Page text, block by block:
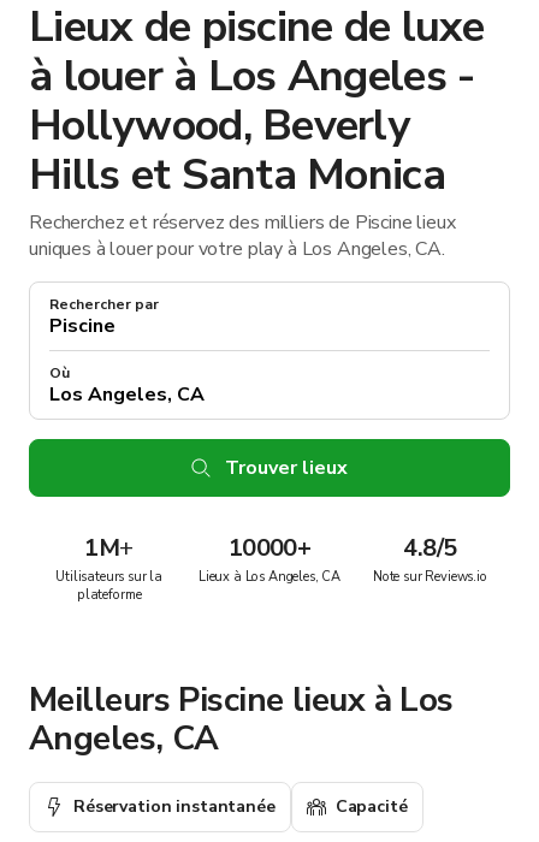
Lieux de piscine de luxe
à louer à Los Angeles -
Hollywood, Beverly
Hills et Santa Monica
Recherchez et réservez des milliers de Piscine lieux
uniques à louer pour votre play à Los Angeles, CA.
Rechercher par
Où
Trouver lieux
1M+
Utilisateurs sur la
plateforme
10000+
Lieux à Los Angeles, CA
4.8/5
Note sur Reviews.io
Meilleurs Piscine lieux à Los
Angeles, CA
Réservation instantanée Capacité